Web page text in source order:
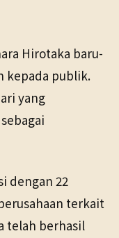
Hirotaka baru-
kepada publik.
yang
dengan 22
terkait
telah berhasil